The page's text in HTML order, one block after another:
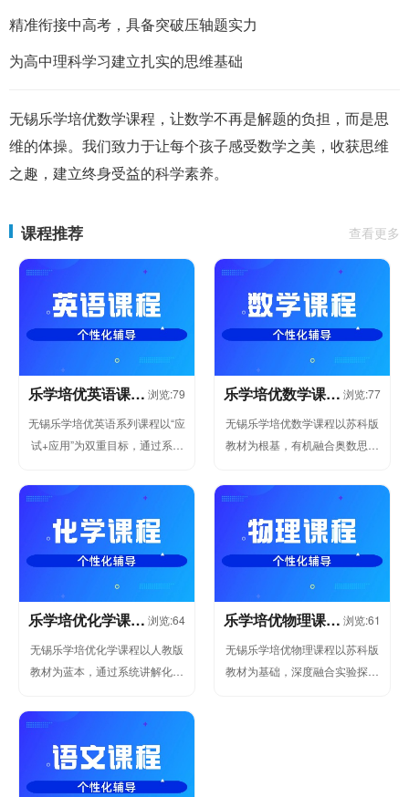
精准衔接中高考，具备突破压轴题实力
为高中理科学习建立扎实的思维基础
无锡乐学培优数学课程，让数学不再是解题的负担，而是思
维的体操。我们致力于让每个孩子感受数学之美，收获思维
之趣，建立终身受益的科学素养。
课程推荐 查看更多
乐学培优英语课程 浏览:79
无锡乐学培优英语系列课程以“应
试+应用”为双重目标，通过系统
能力，有...
乐学培优数学课程 浏览:77
无锡乐学培优数学课程以苏科版
教材为根基，有机融合奥数思维
赛提升的完整学习体系。课程注
乐学培优化学课程 浏览:64
无锡乐学培优化学课程以人教版
教材为蓝本，通过系统讲解化学
用，构建"观念-思维-探究-责
乐学培优物理课程 浏览:61
无锡乐学培优物理课程以苏科版
教材为基础，深度融合实验探究